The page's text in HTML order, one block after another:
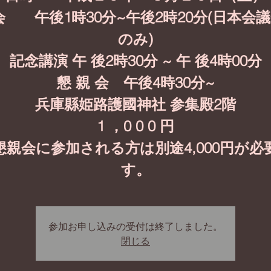
午後1時30分~午後2時20分(日本会議
のみ)
記念講演 午 後2時30分 ~ 午 後4時00分
懇 親 会 午後4時30分~
兵庫縣姫路護國神社 参集殿2階
1 ，0 0 0 円
会に参加される方は別途4,000円が必
す。
参加お申し込みの受付は終了しました。
閉じる